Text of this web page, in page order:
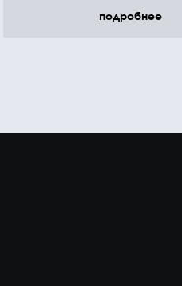
подробнее